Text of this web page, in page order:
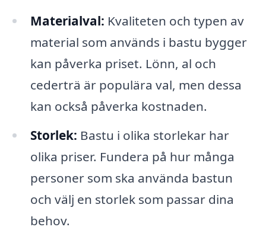
Materialval: Kvaliteten och typen av
material som används i bastu bygger
kan påverka priset. Lönn, al och
cederträ är populära val, men dessa
kan också påverka kostnaden.
Storlek: Bastu i olika storlekar har
olika priser. Fundera på hur många
personer som ska använda bastun
och välj en storlek som passar dina
behov.